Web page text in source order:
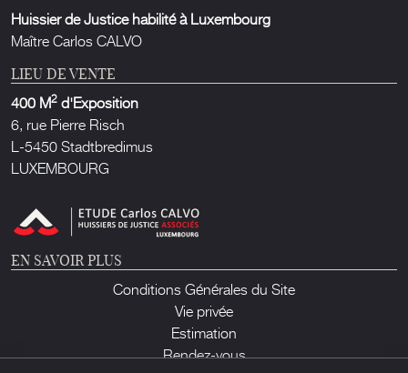
Huissier de Justice habilité à Luxembourg
Maître Carlos CALVO
LIEU DE VENTE
400 M2 d'Exposition
6, rue Pierre Risch
L-5450 Stadtbredimus
LUXEMBOURG
EN SAVOIR PLUS
Conditions Générales du Site
Vie privée
Estimation
Rendez-vous